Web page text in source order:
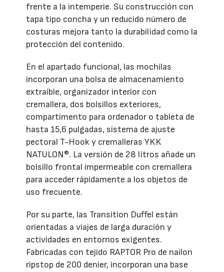
frente a la intemperie. Su construcción con
tapa tipo concha y un reducido número de
costuras mejora tanto la durabilidad como la
protección del contenido.
En el apartado funcional, las mochilas
incorporan una bolsa de almacenamiento
extraíble, organizador interior con
cremallera, dos bolsillos exteriores,
compartimento para ordenador o tableta de
hasta 15,6 pulgadas, sistema de ajuste
pectoral T-Hook y cremalleras YKK
NATULON®. La versión de 28 litros añade un
bolsillo frontal impermeable con cremallera
para acceder rápidamente a los objetos de
uso frecuente.
Por su parte, las Transition Duffel están
orientadas a viajes de larga duración y
actividades en entornos exigentes.
Fabricadas con tejido RAPTOR Pro de nailon
ripstop de 200 denier, incorporan una base